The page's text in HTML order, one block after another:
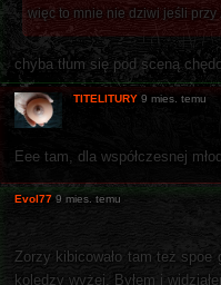
więc to mnie nie dziwi jeśli przy
chyba tłum się pod sceną
TITELITURY 9 mies. temu
Eee tam, dla współczesnej
Evol77 9 mies. temu
Zorzy kibicowało tam też spoe
koledzy wyżej. Byłem i